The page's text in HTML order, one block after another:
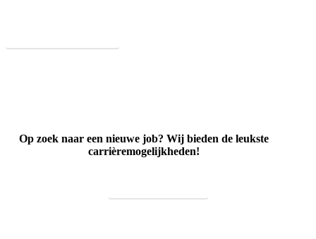
Op zoek naar een nieuwe job? Wij bieden de leukste
carrièremogelijkheden!